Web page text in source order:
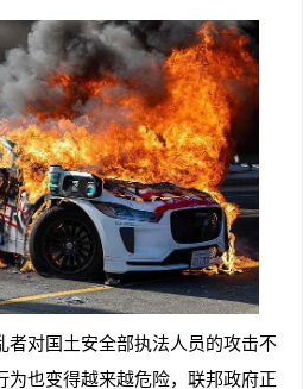
者对国土安全部执法人员的攻击不
为也变得越来越危险，联邦政府正